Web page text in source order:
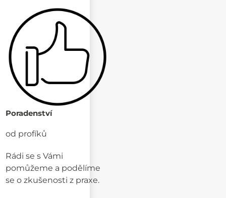
Poradenství
od profíků
Rádi se s Vámi
pomůžeme a podělíme
se o zkušenosti z praxe.